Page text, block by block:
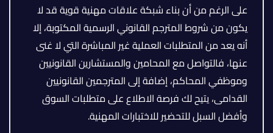
على الرغم من أن بناء شبكة علاقات مهنية قوية قد لا
يكون من شروط المترجم القانوني الرسمية المكتوبة، إلا
أنه يعد من المتطلبات العملية غير المباشرة التي لا غنى
عنها، فالتواصل مع المحامين والمستشارين القانونيين
وموظفي المحاكم، إضافة إلى المترجمين القانونيين
القدامى، يتيح لك فرصة الاطلاع على متطلبات السوق
وأفضل السبل للتحضير للاختبارات المهنية.